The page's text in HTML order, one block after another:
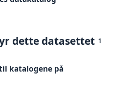
dette datasettet 1
katalogene på